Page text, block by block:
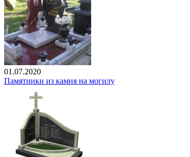
01.07.2020
Памятники из камня на могилу